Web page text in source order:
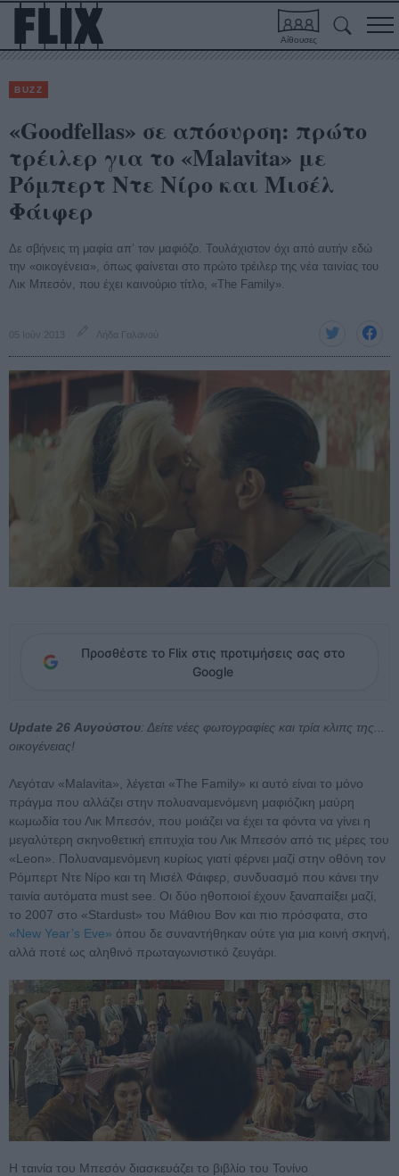
Αίθουσες
BUZZ
«Goodfellas» σε απόσυρση: πρώτο
τρέιλερ για το «Malavita» με
Ρόμπερτ Ντε Νίρο και Μισέλ
Φάιφερ
Δε σβήνεις τη μαφία απ’ τον μαφιόζο. Τουλάχιστον όχι από αυτήν εδώ
την «οικογένεια», όπως φαίνεται στο πρώτο τρέιλερ της νέα ταινίας του
Λικ Μπεσόν, που έχει καινούριο τίτλο, «The Family».
05 Ιούν 2013 Λήδα Γαλανού
Προσθέστε το Flix στις προτιμήσεις σας στο
Google
Update 26 Αυγούστου: Δείτε νέες φωτογραφίες και τρία κλιπς της...
οικογένειας!
Λεγόταν «Malavita», λέγεται «The Family» κι αυτό είναι το μόνο
πράγμα που αλλάζει στην πολυαναμενόμενη μαφιόζικη μαύρη
κωμωδία του Λικ Μπεσόν, που μοιάζει να έχει τα φόντα να γίνει η
μεγαλύτερη σκηνοθετική επιτυχία του Λικ Μπεσόν από τις μέρες του
«Leon». Πολυαναμενόμενη κυρίως γιατί φέρνει μαζί στην οθόνη τον
Ρόμπερτ Ντε Νίρο και τη Μισέλ Φάιφερ, συνδυασμό που κάνει την
ταινία αυτόματα must see. Οι δύο ηθοποιοί έχουν ξαναπαίξει μαζί,
το 2007 στο «Stardust» του Μάθιου Βον και πιο πρόσφατα, στο
«New Year’s Eve» όπου δε συναντήθηκαν ούτε για μια κοινή σκηνή,
αλλά ποτέ ως αληθινό πρωταγωνιστικό ζευγάρι.
Η ταινία του Μπεσόν διασκευάζει το βιβλίο του Τονίνο